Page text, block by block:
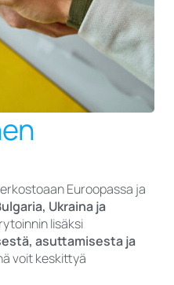
Euroopassa ja
Ukraina ja
lisäksi
asuttamisesta ja
voit keskittyä